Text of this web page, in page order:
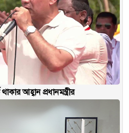
আহ্বান প্রধানমন্ত্রীর